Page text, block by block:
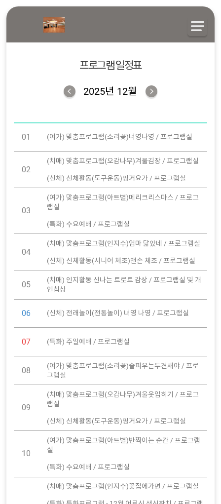
프로그램 일정표
2025년 12월
01 (여가) 맞춤프로그램(소리꽃)너영나영 / 프로그램실
02
(치매) 맞춤프로그램(오감나무)겨울김장 / 프로그램실
(신체) 신체활동(도구운동)핑거요가 / 프로그램실
03
(여가) 맞춤프로그램(아트별)메리크리스마스 / 프로그
램실
(특화) 수요예배 / 프로그램실
04
(치매) 맞춤프로그램(인지수)엄마 닮았네 / 프로그램실
(신체) 신체활동(시니어 체조)맨손 체조 / 프로그램실
05
(치매) 인지활동 신나는 트로트 감상 / 프로그램실 및 개
인침상
06 (신체) 전래놀이(전통놀이) 너영 나영 / 프로그램실
07 (특화) 주일예배 / 프로그램실
08
(여가) 맞춤프로그램(소리꽃)슬피우는두견새야 / 프로
그램실
09
(치매) 맞춤프로그램(오감나무)겨울옷입히기 / 프로그
램실
(신체) 신체활동(도구운동)핑거요가 / 프로그램실
10
(여가) 맞춤프로그램(아트별)반짝이는 순간 / 프로그램
실
(특화) 수요예배 / 프로그램실
(치매) 맞춤프로그램(인지수)꽃집에가면 / 프로그램실